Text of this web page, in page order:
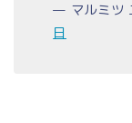
— マルミツ
日